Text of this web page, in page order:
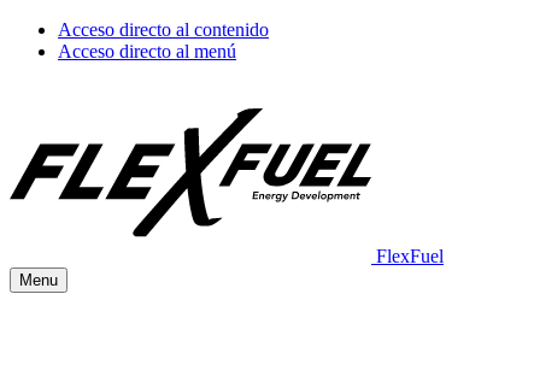
Acceso directo al contenido
Acceso directo al menú
FlexFuel
Menu